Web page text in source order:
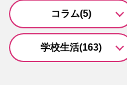
コラム(5)
学校生活(163)